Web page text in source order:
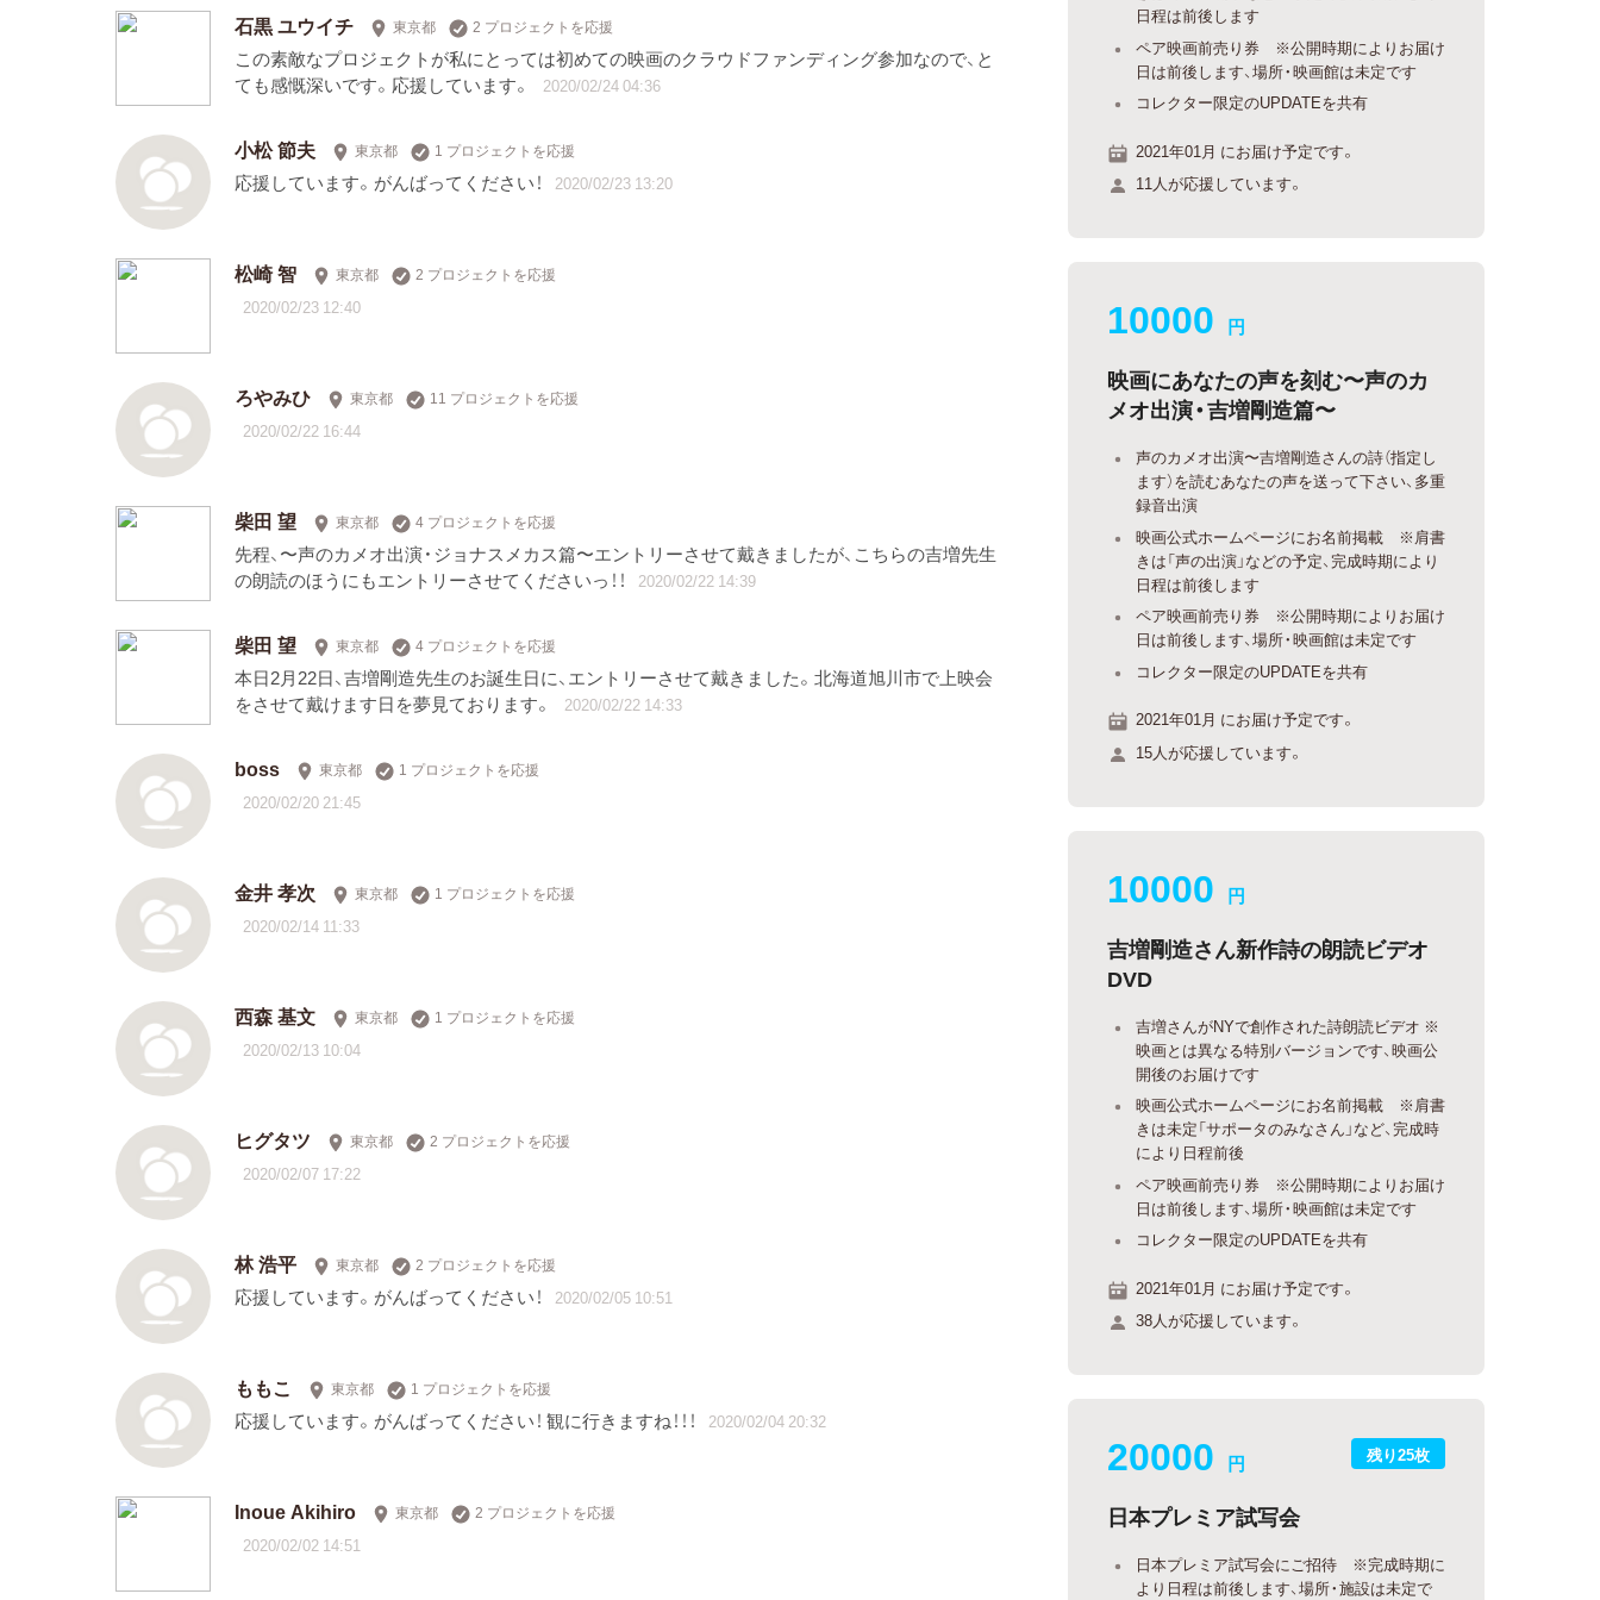
石黒 ユウイチ 東京都 2 プロジェクトを応援
この素敵なプロジェクトが私にとっては初めての映画のクラウドファンディング参加なので、と
ても感慨深いです。応援しています。
2020/02/24 04:36
小松 節夫 東京都 1 プロジェクトを応援
応援しています。がんばってください！ 2020/02/23 13:20
松崎 智 東京都 2 プロジェクトを応援
2020/02/23 12:40
ろやみひ 東京都 11 プロジェクトを応援
2020/02/22 16:44
柴田 望 東京都 4 プロジェクトを応援
先程、〜声のカメオ出演・ジョナスメカス篇〜エントリーさせて戴きましたが、こちらの吉増先生
の朗読のほうにもエントリーさせてくださいっ！！
2020/02/22 14:39
柴田 望 東京都 4 プロジェクトを応援
本日2月22日、吉増剛造先生のお誕生日に、エントリーさせて戴きました。北海道旭川市で上映会
をさせて戴けます日を夢見ております。
2020/02/22 14:33
boss 東京都 1 プロジェクトを応援
2020/02/20 21:45
金井 孝次 東京都 1 プロジェクトを応援
2020/02/14 11:33
西森 基文 東京都 1 プロジェクトを応援
2020/02/13 10:04
ヒグタツ 東京都 2 プロジェクトを応援
2020/02/07 17:22
林 浩平 東京都 2 プロジェクトを応援
応援しています。がんばってください！ 2020/02/05 10:51
ももこ 東京都 1 プロジェクトを応援
応援しています。がんばってください！ 観に行きますね！！！ 2020/02/04 20:32
Inoue Akihiro 東京都 2 プロジェクトを応援
2020/02/02 14:51
日程は前後します
ペア映画前売り券 ※公開時期によりお届け
日は前後します、場所・映画館は未定です
コレクター限定のUPDATEを共有
2021年01月 にお届け予定です。
11人が応援しています。
10000 円
映画にあなたの声を刻む〜声のカ
メオ出演・吉増剛造篇〜
声のカメオ出演〜吉増剛造さんの詩（指定し
ます）を読むあなたの声を送って下さい、多重
録音出演
映画公式ホームページにお名前掲載 ※肩書
きは「声の出演」などの予定、完成時期により
日程は前後します
ペア映画前売り券 ※公開時期によりお届け
日は前後します、場所・映画館は未定です
コレクター限定のUPDATEを共有
2021年01月 にお届け予定です。
15人が応援しています。
10000 円
吉増剛造さん新作詩の朗読ビデオ
DVD
吉増さんがNYで創作された詩朗読ビデオ ※
映画とは異なる特別バージョンです、映画公
開後のお届けです
映画公式ホームページにお名前掲載 ※肩書
きは未定「サポータのみなさん」など、完成時
により日程前後
ペア映画前売り券 ※公開時期によりお届け
日は前後します、場所・映画館は未定です
コレクター限定のUPDATEを共有
2021年01月 にお届け予定です。
38人が応援しています。
残り25枚
20000 円
日本プレミア試写会
日本プレミア試写会にご招待 ※完成時期に
より日程は前後します、場所・施設は未定で